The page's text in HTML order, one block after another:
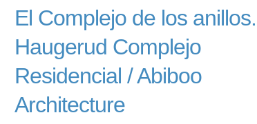
El Complejo de los anillos.
Haugerud Complejo
Residencial / Abiboo
Architecture